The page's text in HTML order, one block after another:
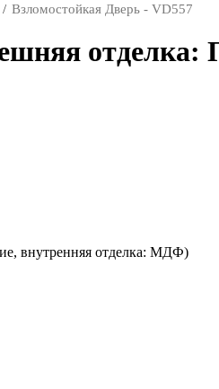
Взломостойкая Дверь - VD557
внутренняя отделка: МДФ)